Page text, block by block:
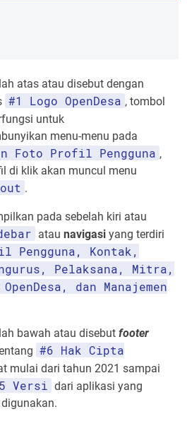
atas atau disebut dengan
#1 Logo OpenDesa , tombol
untuk
menu-menu pada
Foto Profil Pengguna ,
di klik akan muncul menu
.
pada sebelah kiri atau
atau navigasi yang terdiri
Pengguna, Kontak,
Pelaksana, Mitra,
dan Manajemen
bawah atau disebut footer
#6 Hak Cipta
mulai dari tahun 2021 sampai
Versi dari aplikasi yang